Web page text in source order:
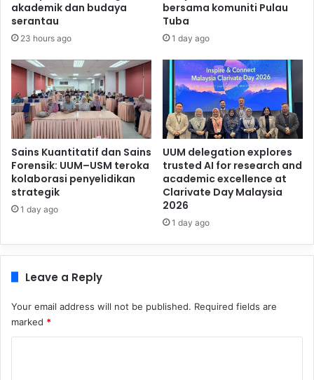
akademik dan budaya
serantau
23 hours ago
bersama komuniti Pulau
Tuba
1 day ago
Sains Kuantitatif dan Sains
Forensik: UUM–USM teroka
kolaborasi penyelidikan
strategik
1 day ago
UUM delegation explores
trusted AI for research and
academic excellence at
Clarivate Day Malaysia
2026
1 day ago
Leave a Reply
Your email address will not be published. Required fields are
marked *